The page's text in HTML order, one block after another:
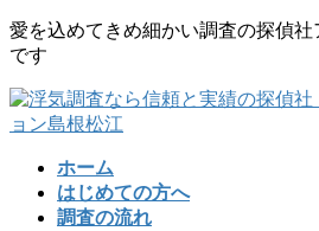
コ
ン
ン
ツ
ナ
ビ
ー
シ
愛を込めてきめ細かい調査の探偵
です
ホーム
はじめての方へ
調査の流れ